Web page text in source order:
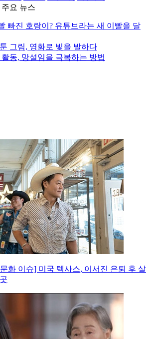
요 뉴스
빠진 호랑이? 유튜브라는 새 이빨을 달
그림, 영화로 빛을 발하다
동, 망설임을 극복하는 방법
화 이슈] 미국 텍사스, 이서진 은퇴 후 살